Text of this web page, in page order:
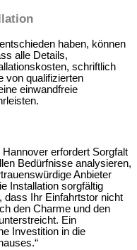
haben, können
alle Details,
schriftlich
von qualifizierten
einwandfreie
erfordert Sorgfalt
Bedürfnisse analysieren,
Anbieter
Installation sorgfältig
dass Ihr Einfahrtstor nicht
den Charme und den
Ein
Investition in die